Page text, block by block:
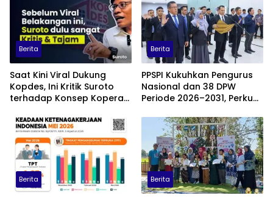
Berita
Saat Kini Viral Dukung
Kopdes, Ini Kritik Suroto
terhadap Konsep Koperasi
Berita
PPSPI Kukuhkan Pengurus
Nasional dan 38 DPW
Periode 2026–2031, Perkuat
Publik
Berita Berita